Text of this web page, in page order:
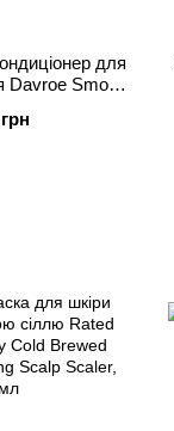
для
Davroe Smooth